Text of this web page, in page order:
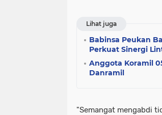
Lihat juga
Babinsa Peukan
Perkuat Sinergi
Anggota Koramil
Danramil
"Semangat mengabdi